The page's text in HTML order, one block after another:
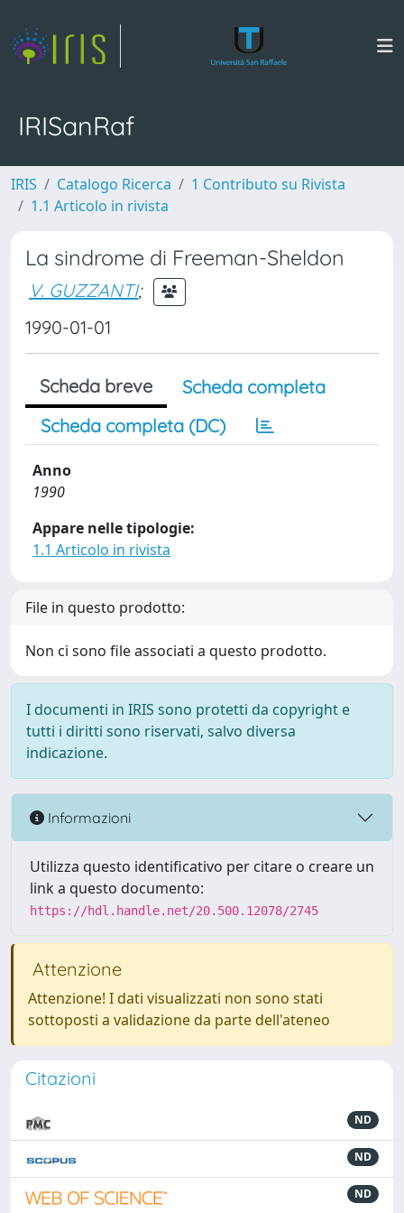
IRISanRaf
IRIS Catalogo Ricerca
1 Contributo su Rivista
1.1 Articolo in rivista
La sindrome di Freeman-Sheldon
V. GUZZANTI;
1990-01-01
Scheda breve
Scheda completa
Scheda completa (DC)
Anno
1990
Appare nelle tipologie:
1.1 Articolo in rivista
File in questo prodotto:
Non ci sono file associati a questo prodotto.
I documenti in IRIS sono protetti da copyright e
tutti i diritti sono riservati, salvo diversa
indicazione.
Informazioni
Utilizza questo identificativo per citare o creare un
link a questo documento:
https://hdl.handle.net/20.500.12078/2745
Attenzione
Attenzione! I dati visualizzati non sono stati
sottoposti a validazione da parte dell'ateneo
Citazioni
ND
ND
ND